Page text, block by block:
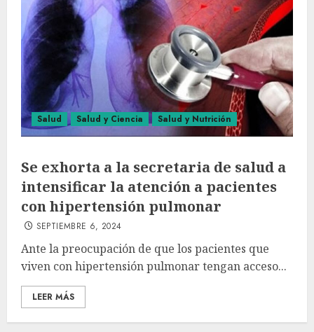
Salud Salud y Ciencia Salud y Nutrición
Se exhorta a la secretaria de salud a
intensificar la atención a pacientes
con hipertensión pulmonar
SEPTIEMBRE 6, 2024
Ante la preocupación de que los pacientes que
viven con hipertensión pulmonar tengan acceso...
LEER MÁS